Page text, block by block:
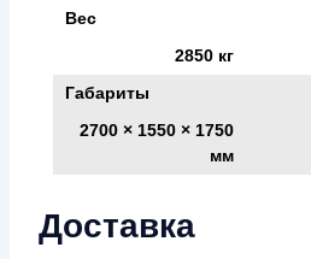
Вес
2850 кг
Габариты
2700 × 1550 × 1750
мм
Доставка